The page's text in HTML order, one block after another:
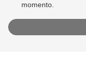
momento.